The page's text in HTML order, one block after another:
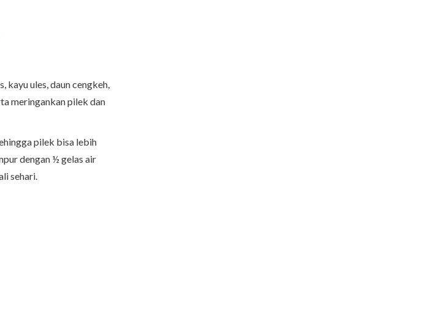
ules, daun cengkeh,
meringankan pilek dan
pilek bisa lebih
dengan ½ gelas air
sehari.